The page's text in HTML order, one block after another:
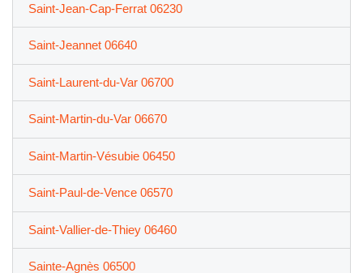
Saint-Jean-Cap-Ferrat 06230
Saint-Jeannet 06640
Saint-Laurent-du-Var 06700
Saint-Martin-du-Var 06670
Saint-Martin-Vésubie 06450
Saint-Paul-de-Vence 06570
Saint-Vallier-de-Thiey 06460
Sainte-Agnès 06500